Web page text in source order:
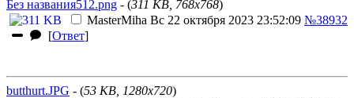
Без названия512.png - (311 KB, 768x768)
MasterMiha Вс 22 октября 2023 23:52:09 №38932
[Ответ]
butthurt.JPG - (53 KB, 1280x720)